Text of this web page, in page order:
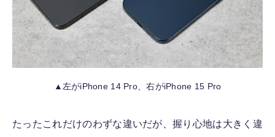
▲左がiPhone 14 Pro、右がiPhone 15 Pro
たったこれだけのわずな違いだが、握り心地は大きく違